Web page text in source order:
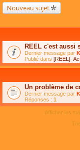
Nouveau sujet
REEL c'est aussi
Dernier message par
Publié dans [REEL]-
Un problème de
Dernier message par
Réponses : 1
Afficher les